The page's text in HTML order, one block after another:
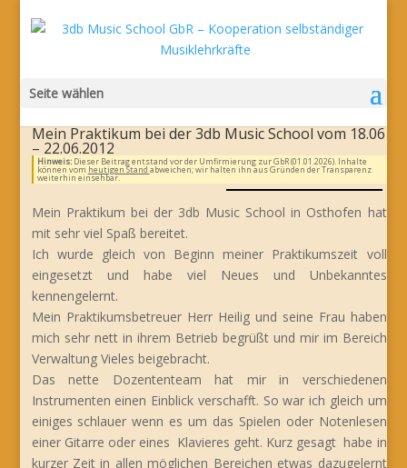
Seite wählen
Mein Praktikum bei der 3db Music School vom 18.06
– 22.06.2012
Hinweis:Dieser Beitrag entstand vor der Umfirmierung zur GbR (01.01.2026). Inhalte
können vom heutigen Stand abweichen; wir halten ihn aus Gründen der Transparenz
weiterhin einsehbar.
Mein Praktikum bei der 3db Music School in Osthofen hat
mit sehr viel Spaß bereitet.
Ich wurde gleich von Beginn meiner Praktikumszeit voll
eingesetzt und habe viel Neues und Unbekanntes
kennengelernt.
Mein Praktikumsbetreuer Herr Heilig und seine Frau haben
mich sehr nett in ihrem Betrieb begrüßt und mir im Bereich
Verwaltung Vieles beigebracht.
Das nette Dozententeam hat mir in verschiedenen
Instrumenten einen Einblick verschafft. So war ich gleich um
einiges schlauer wenn es um das Spielen oder Notenlesen
einer Gitarre oder eines Klavieres geht. Kurz gesagt habe in
kurzer Zeit in allen möglichen Bereichen etwas dazugelernt